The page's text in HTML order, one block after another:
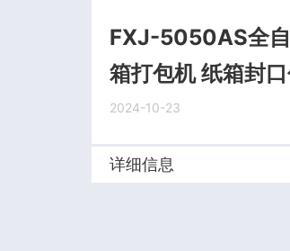
FXJ-5050AS全
箱打包机 纸箱封
2024-10-23
详细信息